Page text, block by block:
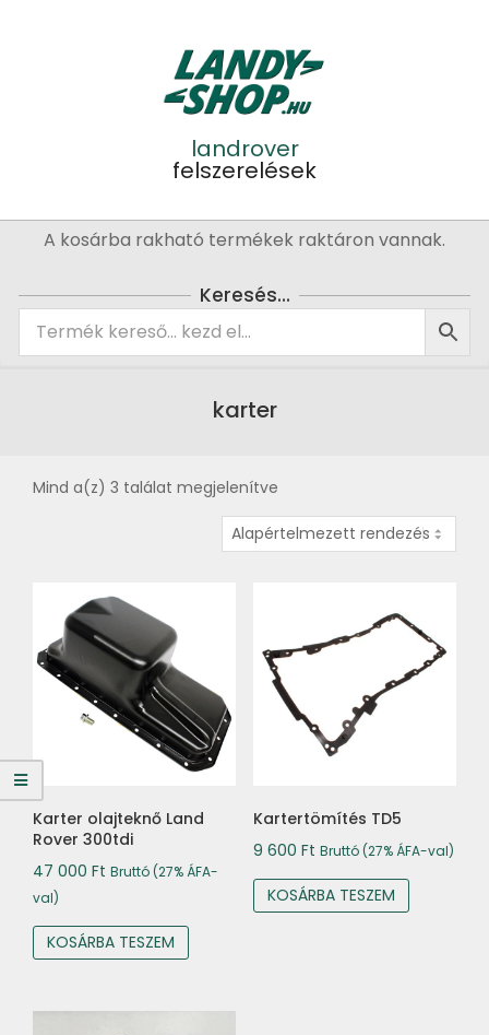
landrover
felszerelések
PrimaryA kosárba rakható termékek raktáron vannak.
Keresés…
karter
Mind a(z) 3 találat megjelenítve
Karter olajteknő Land
Rover 300tdi
47 000 Ft Bruttó (27% ÁFA-
val)
KOSÁRBA TESZEM
Kartertömítés TD5
9 600 Ft Bruttó (27% ÁFA-val)
KOSÁRBA TESZEM